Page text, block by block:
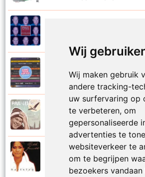
Wij
Wij maken gebruik
andere tracking-
uw surfervaring op
te verbeteren, om
gepersonaliseerde
advertenties te
websiteverkeer te
om te begrijpen
bezoekers vandaan
Katinka
Paul De Leeuw
Kerstmis
Ruth Jacott en Paul De Leeuw
Kijk niet uit